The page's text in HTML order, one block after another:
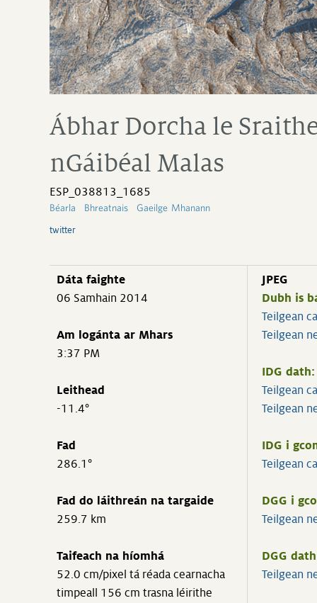
Ábhar Dorcha le
nGáibéal Malas
ESP_038813_1685
Béarla Bhreatnais Gaeilge Mhanann
twitter
Dáta faighte
06 Samhain 2014
Am logánta ar Mhars
3:37 PM
Leithead
-11.4°
Fad
286.1°
Fad do láithreán na targaide
259.7 km
Taifeach na híomhá
52.0 cm/pixel tá réada cearnacha
timpeall 156 cm trasna léirithe
JPEG
Dubh is
Teilgean
Teilgean
IDG dath:
Teilgean
Teilgean
IDG i
Teilgean
DGG i
Teilgean
DGG
Teilgean